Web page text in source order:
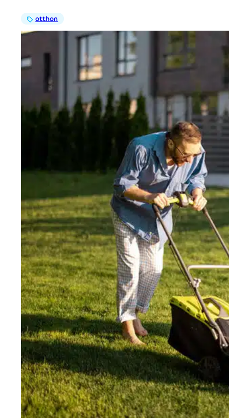
otthon